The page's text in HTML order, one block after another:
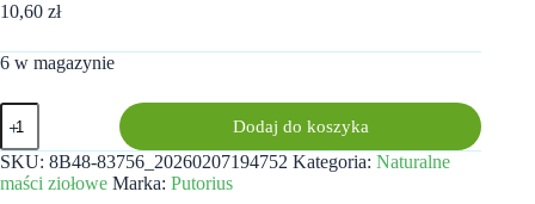
10,60 zł
6 w magazynie
ilość
Maść
z
krwawnikiem
pospolitym
Dodaj do koszyka
SKU: 8B48-83756_20260207194752 Kategoria: Naturalne
maści ziołowe Marka: Putorius